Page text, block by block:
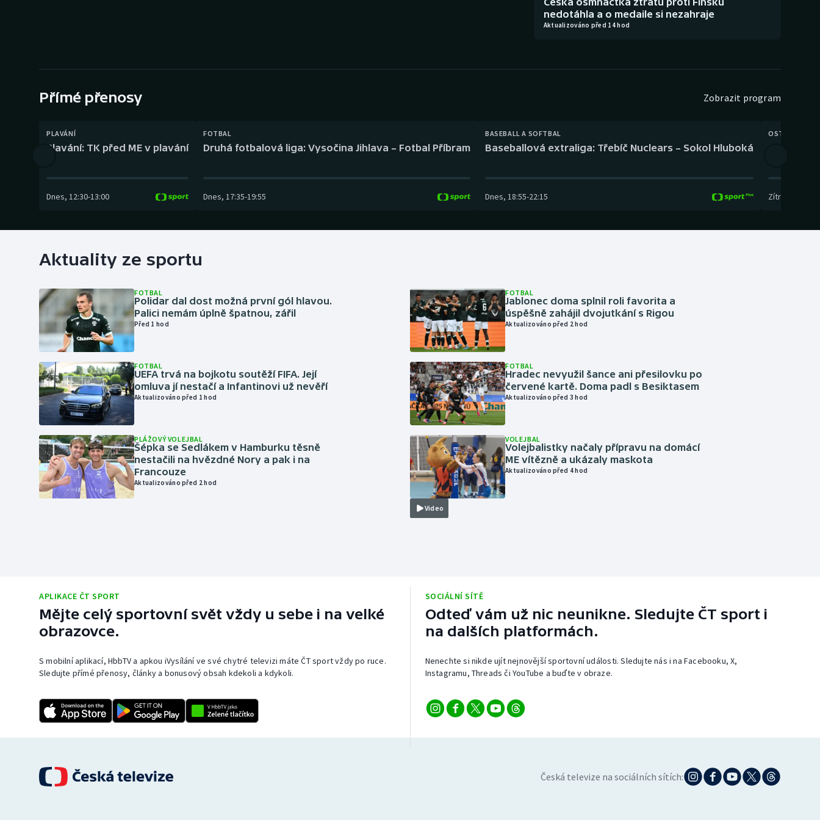
Gymnastika Plážový volejbal
nedotáhla a o medaile si nezahraje
Aktualizováno před 14 hod
Přímé přenosy Zobrazit program
PLAVÁNÍ
Plavání: TK před ME v plavání
Dnes, 12:30-13:00
FOTBAL
Druhá fotbalová liga: Vysočina Jihlava – Fotbal Příbram
Dnes, 17:35-19:55
BASEBALL A SOFTBAL
Baseballová extraliga: Třebíč Nuclears – Sokol Hluboká
Dnes, 18:55-22:15
OSTATNÍ
Zítra
Aktuality ze sportu
FOTBAL
Polidar dal dost možná první gól hlavou.
Palici nemám úplně špatnou, zářil
Před 1 hod
FOTBAL
UEFA trvá na bojkotu soutěží FIFA. Její
omluva jí nestačí a Infantinovi už nevěří
Aktualizováno před 1 hod
PLÁŽOVÝ VOLEJBAL
Šépka se Sedlákem v Hamburku těsně
nestačili na hvězdné Nory a pak i na
Francouze
Aktualizováno před 2 hod
FOTBAL
Jablonec doma splnil roli favorita a
úspěšně zahájil dvojutkání s Rigou
Aktualizováno před 2 hod
FOTBAL
Hradec nevyužil šance ani přesilovku po
červené kartě. Doma padl s Besiktasem
Aktualizováno před 3 hod
Video
VOLEJBAL
Volejbalistky načaly přípravu na domácí
ME vítězně a ukázaly maskota
Aktualizováno před 4 hod
APLIKACE ČT SPORT
Mějte celý sportovní svět vždy u sebe i na velké
obrazovce.
S mobilní aplikací, HbbTV a apkou iVysílání ve své chytré televizi máte ČT sport vždy po ruce.
Sledujte přímé přenosy, články a bonusový obsah kdekoli a kdykoli.
SOCIÁLNÍ SÍTĚ
Odteď vám už nic neunikne. Sledujte ČT sport i
na dalších platformách.
Nenechte si nikde ujít nejnovější sportovní události. Sledujte nás i na Facebooku, X,
Instagramu, Threads či YouTube a buďte v obraze.
Česká televize na sociálních sítích: